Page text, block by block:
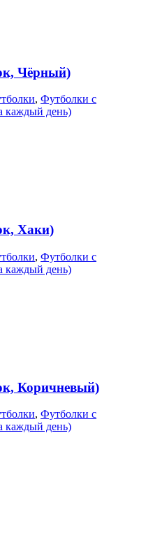
Чёрный)
, Футболки с
каждый день)
Хаки)
, Футболки с
каждый день)
Коричневый)
, Футболки с
каждый день)